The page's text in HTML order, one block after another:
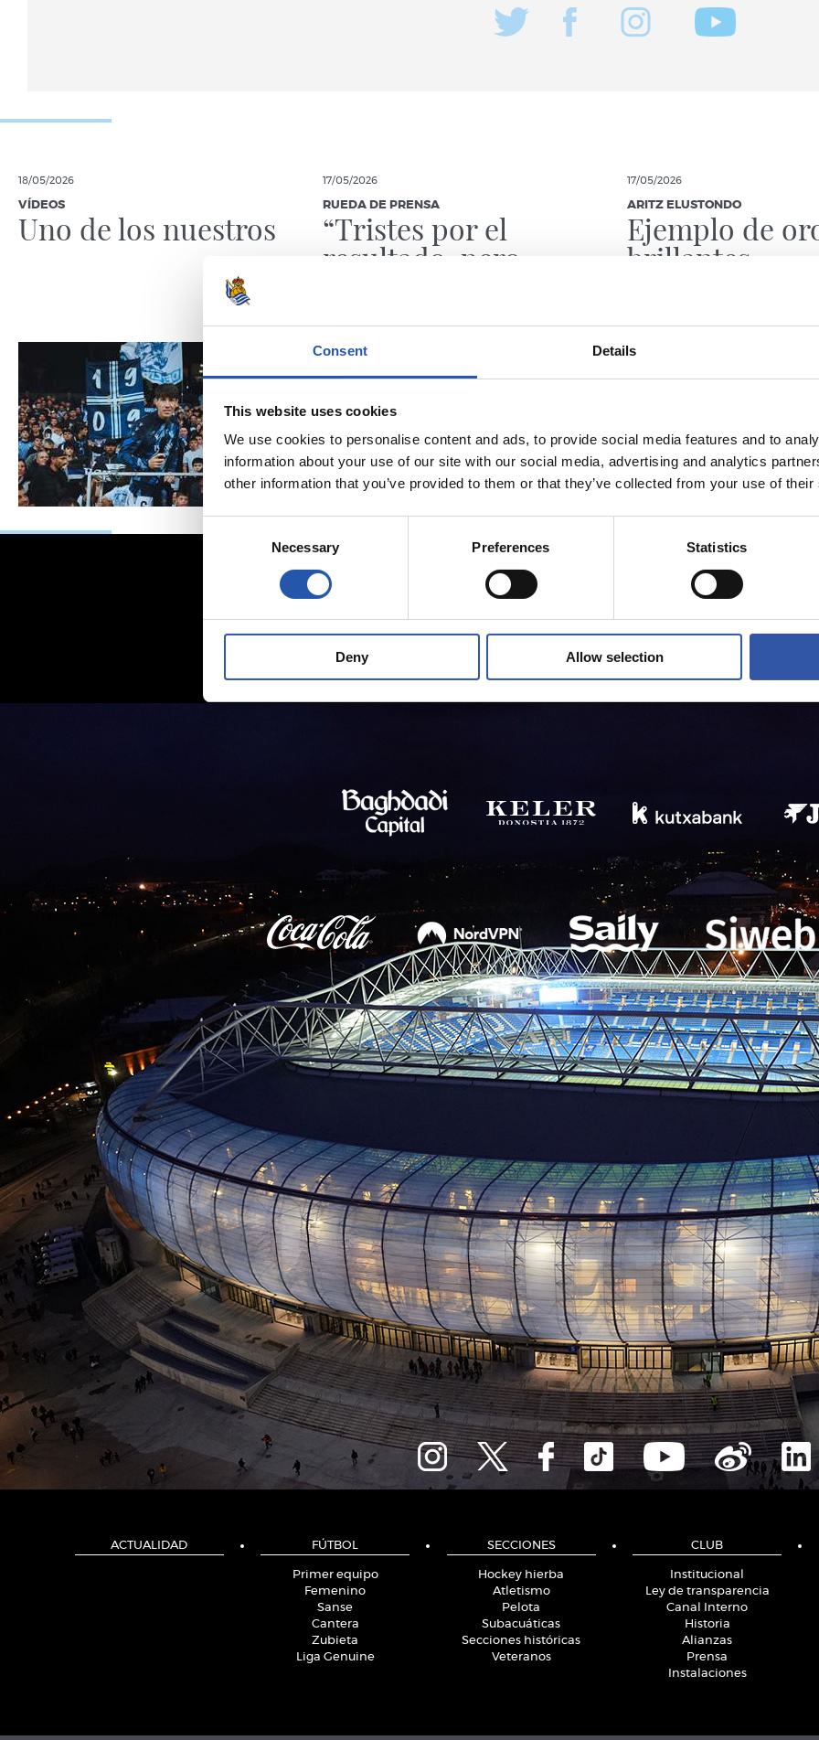
Consent Details
This website uses cookies
We use cookies to personalise content and ads, to provide social media features and to
information about your use of our site with our social media, advertising and analytics
other information that you’ve provided to them or that they’ve collected from your use of
Necessary Preferences Statistics
Deny Allow selection
18/05/2026
VÍDEOS
Uno de los nuestros
17/05/2026
RUEDA DE PRENSA
“Tristes por el
resultado, pero
vivido”
17/05/2026
ARITZ ELUSTONDO
Ejemplo de
brillantes
ACTUALIDAD FÚTBOL
Primer equipo
Femenino
Sanse
Cantera
Zubieta
Liga Genuine
SECCIONES
Hockey hierba
Atletismo
Pelota
Subacuáticas
Secciones históricas
Veteranos
CLUB
Institucional
Ley de transparencia
Canal Interno
Historia
Alianzas
Prensa
Instalaciones